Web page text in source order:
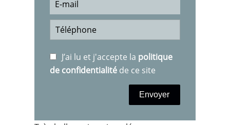
J’ai lu et j'accepte la politique
de confidentialité de ce site
Envoyer